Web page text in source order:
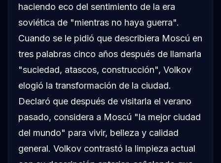
haciendo eco del sentimiento de la era
soviética de "mientras no haya guerra".
Cuando se le pidió que describiera Moscú en
tres palabras cinco años después de llamarla
"suciedad, atascos, construcción", Volkov
elogió la transformación de la ciudad.
Declaró que después de visitarla el verano
pasado, considera a Moscú "la mejor ciudad
del mundo" para vivir, belleza y calidad
general. Volkov contrastó la limpieza actual